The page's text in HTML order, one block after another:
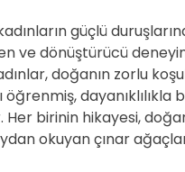
güçlü
ve dönüştürücü
doğanın zorlu
dayanıklılıkla
birinin hikayesi,
okuyan çınar